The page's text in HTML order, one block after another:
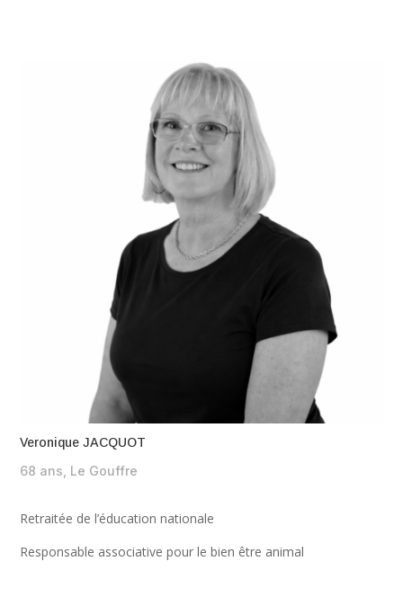
Veronique JACQUOT
68 ans, Le Gouffre
Retraitée de l’éducation nationale
Responsable associative pour le bien être animal